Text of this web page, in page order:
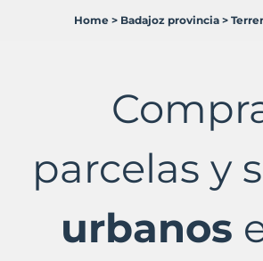
Murbalands
Home > Badajoz provincia >
parcelas y
urbanos